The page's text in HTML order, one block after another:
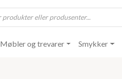
Møbler og trevarer Smykker